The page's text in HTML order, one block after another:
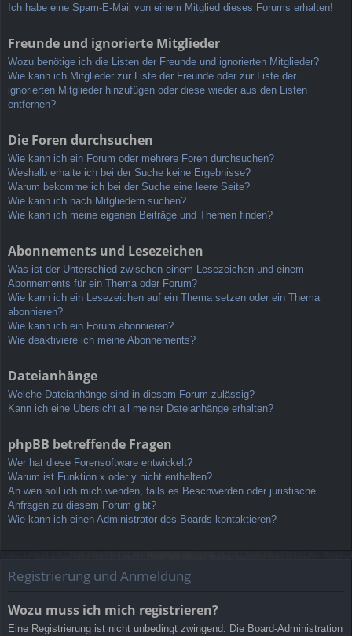
Ich habe eine Spam-E-Mail von einem Mitglied dieses Forums erhalten!
Freunde und ignorierte Mitglieder
Wozu benötige ich die Listen der Freunde und ignorierten Mitglieder?
Wie kann ich Mitglieder zur Liste der Freunde oder zur Liste der
ignorierten Mitglieder hinzufügen oder diese wieder aus den Listen
entfernen?
Die Foren durchsuchen
Wie kann ich ein Forum oder mehrere Foren durchsuchen?
Weshalb erhalte ich bei der Suche keine Ergebnisse?
Warum bekomme ich bei der Suche eine leere Seite?
Wie kann ich nach Mitgliedern suchen?
Wie kann ich meine eigenen Beiträge und Themen finden?
Abonnements und Lesezeichen
Was ist der Unterschied zwischen einem Lesezeichen und einem
Abonnements für ein Thema oder Forum?
Wie kann ich ein Lesezeichen auf ein Thema setzen oder ein Thema
abonnieren?
Wie kann ich ein Forum abonnieren?
Wie deaktiviere ich meine Abonnements?
Dateianhänge
Welche Dateianhänge sind in diesem Forum zulässig?
Kann ich eine Übersicht all meiner Dateianhänge erhalten?
phpBB betreffende Fragen
Wer hat diese Forensoftware entwickelt?
Warum ist Funktion x oder y nicht enthalten?
An wen soll ich mich wenden, falls es Beschwerden oder juristische
Anfragen zu diesem Forum gibt?
Wie kann ich einen Administrator des Boards kontaktieren?
Registrierung und Anmeldung
Wozu muss ich mich registrieren?
Eine Registrierung ist nicht unbedingt zwingend. Die Board-Administration